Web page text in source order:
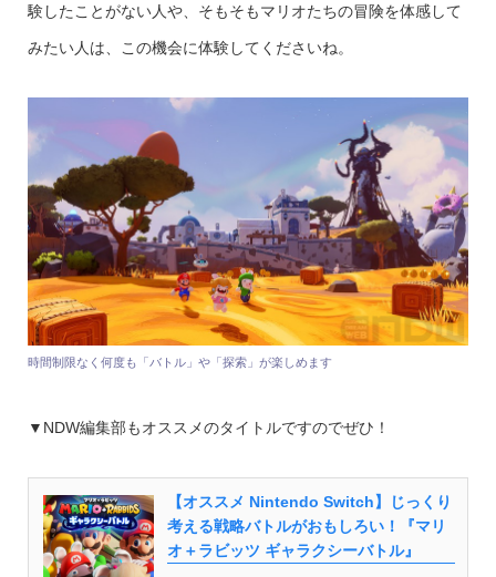
験したことがない人や、そもそもマリオたちの冒険を体感して
みたい人は、この機会に体験してくださいね。
時間制限なく何度も「バトル」や「探索」が楽しめます
▼NDW編集部もオススメのタイトルですのでぜひ！
【オススメ Nintendo Switch】じっくり
考える戦略バトルがおもしろい！『マリ
オ＋ラビッツ ギャラクシーバトル』